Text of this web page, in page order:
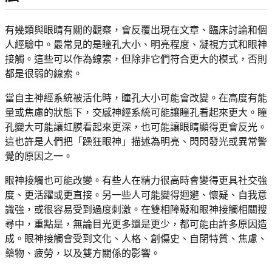
有幾類與眼睛有關的觀察，會反覆出現在文章、臨床討論和個
人經驗中。最常見的是瞳孔大小、明亮程度、凝視方式和眼神
接觸。這些可以作為線索，但除非它們符合更大的模式，否則
都是很弱的線索。
當自主神經系統被活化時，瞳孔大小可能會改變。在高度有能
量或焦慮的狀態下，交感神經系統可能讓瞳孔看起來更大。瞳
孔變大可能讓虹膜看起來更深，也可能讓眼睛顯得更會反光。
這也許是人們把「躁狂眼神」描述為明亮、閃閃發光或異常警
覺的原因之一。
眼神接觸也可能改變。有些人在精力很高時會變得更具社交強
度、更活躍或更直接。另一些人可能變得迴避、懷疑、自我意
識強，或很容易受到過度刺激。在雙相障礙和眼神接觸相關搜
尋中，重點是，無論目光更多還是更少，都可能由許多原因造
成。眼神接觸會受到文化、人格、創傷史、自閉特質、焦慮、
藥物、疲勞，以及雙方關係的影響。